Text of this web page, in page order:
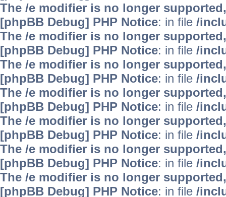
The /e modifier is no longer
[phpBB Debug] PHP Notice: in file /
The /e modifier is no longer
[phpBB Debug] PHP Notice: in file /
The /e modifier is no longer
[phpBB Debug] PHP Notice: in file /
The /e modifier is no longer
[phpBB Debug] PHP Notice: in file /
The /e modifier is no longer
[phpBB Debug] PHP Notice: in file /
The /e modifier is no longer
[phpBB Debug] PHP Notice: in file /
The /e modifier is no longer
[phpBB Debug] PHP Notice: in file /